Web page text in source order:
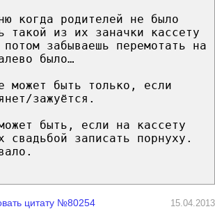
когда родителей не было
такой из их заначки кассету
забываешь перемотать на
было…
быть только, если
зажуётся.
быть, если на кассету
свадьбой записать порнуху.
цитату №80254 15.04.2013